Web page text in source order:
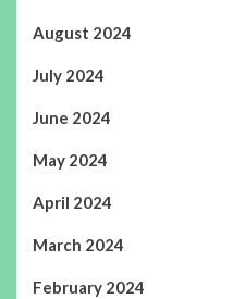
August 2024
July 2024
June 2024
May 2024
April 2024
March 2024
February 2024